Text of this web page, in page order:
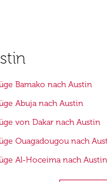
Bamako nach Austin
Abuja nach Austin
von Dakar nach Austin
Ouagadougou nach
Al-Hoceima nach Austin